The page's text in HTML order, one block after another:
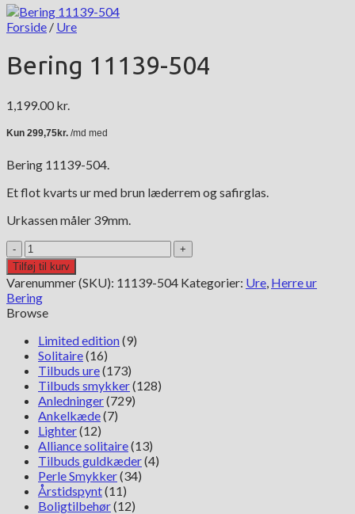
Forside / Ure
Bering 11139-504
1,199.00 kr.
Bering 11139-504.
Et flot kvarts ur med brun læderrem og safirglas.
Urkassen måler 39mm.
Bering
11139-
504
antal
Tilføj til kurv
Varenummer (SKU): 11139-504 Kategorier: Ure, Herre ur
Bering
Browse
Limited edition(9)
Solitaire(16)
Tilbuds ure(173)
Tilbuds smykker(128)
Anledninger(729)
Ankelkæde(7)
Lighter(12)
Alliance solitaire(13)
Tilbuds guldkæder(4)
Perle Smykker(34)
Årstidspynt(11)
Boligtilbehør(12)